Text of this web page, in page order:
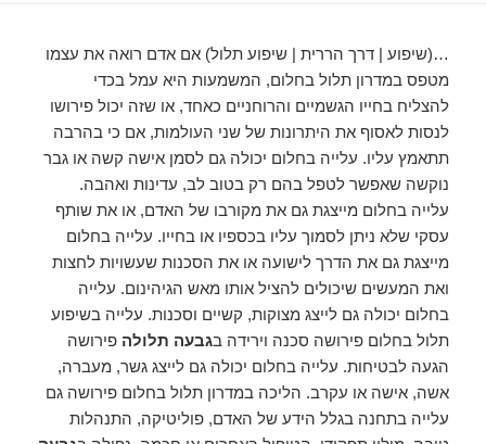
…(שיפוע | דרך הררית | שיפוע תלול) אם אדם רואה את עצמו
מטפס במדרון תלול בחלום, המשמעות היא עמל בכדי
להצליח בחייו הגשמיים והרוחניים כאחד, או שזה יכול פירושו
לנסות לאסוף את היתרונות של שני העולמות, אם כי בהרבה
תתאמץ עליו. עלייה בחלום יכולה גם לסמן אישה קשה או גבר
נוקשה שאפשר לטפל בהם רק בטוב לב, עדינות ואהבה.
עלייה בחלום מייצגת גם את מקורבו של האדם, או את שותף
עסקי שלא ניתן לסמוך עליו בכספיו או בחייו. עלייה בחלום
מייצגת גם את הדרך לישועה או את הסכנות שעשויות לחצות
ואת המעשים שיכולים להציל אותו מאש הגיהינום. עלייה
בחלום יכולה גם לייצג מצוקות, קשיים וסכנות. עלייה בשיפוע
תלול בחלום פירושה סכנה וירידה בגבעה תלולה פירושה
הגעה לבטיחות. עלייה בחלום יכולה גם לייצג גשר, מעברה,
אשה, אישה או עקרב. הליכה במדרון תלול בחלום פירושה גם
עלייה בתחנה בגלל הידע של האדם, פוליטיקה, התנהלות